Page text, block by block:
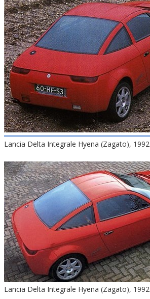
Lancia Delta Integrale Hyena (Zagato), 1992
Lancia Delta Integrale Hyena (Zagato), 1992